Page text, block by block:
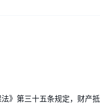
》第三十五条规定，财产